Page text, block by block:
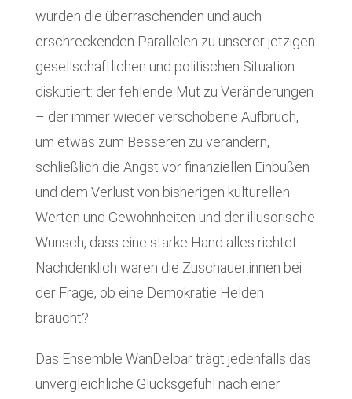
wurden die überraschenden und auch
erschreckenden Parallelen zu unserer jetzigen
gesellschaftlichen und politischen Situation
diskutiert: der fehlende Mut zu Veränderungen
– der immer wieder verschobene Aufbruch,
um etwas zum Besseren zu verändern,
schließlich die Angst vor finanziellen Einbußen
und dem Verlust von bisherigen kulturellen
Werten und Gewohnheiten und der illusorische
Wunsch, dass eine starke Hand alles richtet.
Nachdenklich waren die Zuschauer:innen bei
der Frage, ob eine Demokratie Helden
braucht?
Das Ensemble WanDelbar trägt jedenfalls das
unvergleichliche Glücksgefühl nach einer